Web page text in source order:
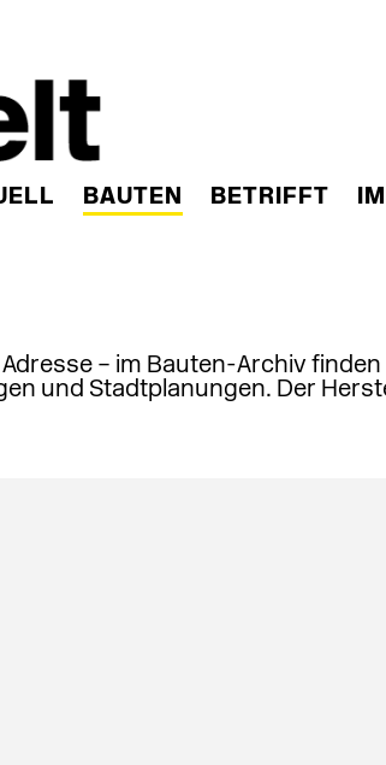
BAUTEN BETRIFFT
– im Bauten-Archiv
und Stadtplanungen. Der